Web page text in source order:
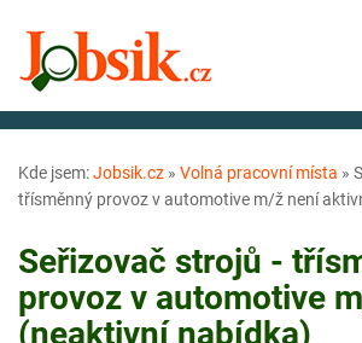
Kde jsem:Jobsik.cz » Volná pracovní místa »
třísměnný provoz v automotive m/ž není
Seřizovač strojů -
provoz v automotive
(neaktivní nabídka)